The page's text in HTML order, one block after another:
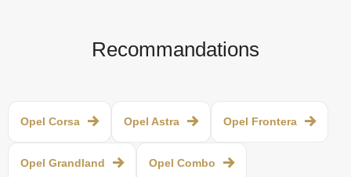
Recommandations
Opel Corsa Opel Astra Opel Frontera
Opel Grandland Opel Combo